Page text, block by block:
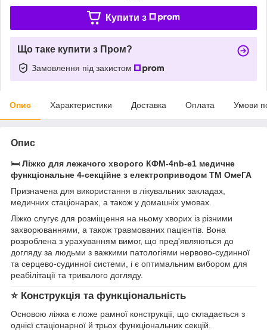
Купити з
Що таке купити з Пром?
Замовлення під захистом
Опис Характеристики Доставка Оплата Умови
Опис
🛏️ Ліжко для лежачого хворого КФМ-4nb-e1 медичне
функціональне 4-секційне з електроприводом ТМ ОмеГА
Призначена для використання в лікувальних закладах,
медичних стаціонарах, а також у домашніх умовах.
Ліжко слугує для розміщення на ньому хворих із різними
захворюваннями, а також травмованих пацієнтів. Вона
розроблена з урахуванням вимог, що пред'являються до
догляду за людьми з важкими патологіями нервово-судинної
та серцево-судинної системи, і є оптимальним вибором для
реабілітації та тривалого догляду.
⭐ Конструкція та функціональність
Основою ліжка є ложе рамної конструкції, що складається з
однієї стаціонарної й трьох функціональних секцій.